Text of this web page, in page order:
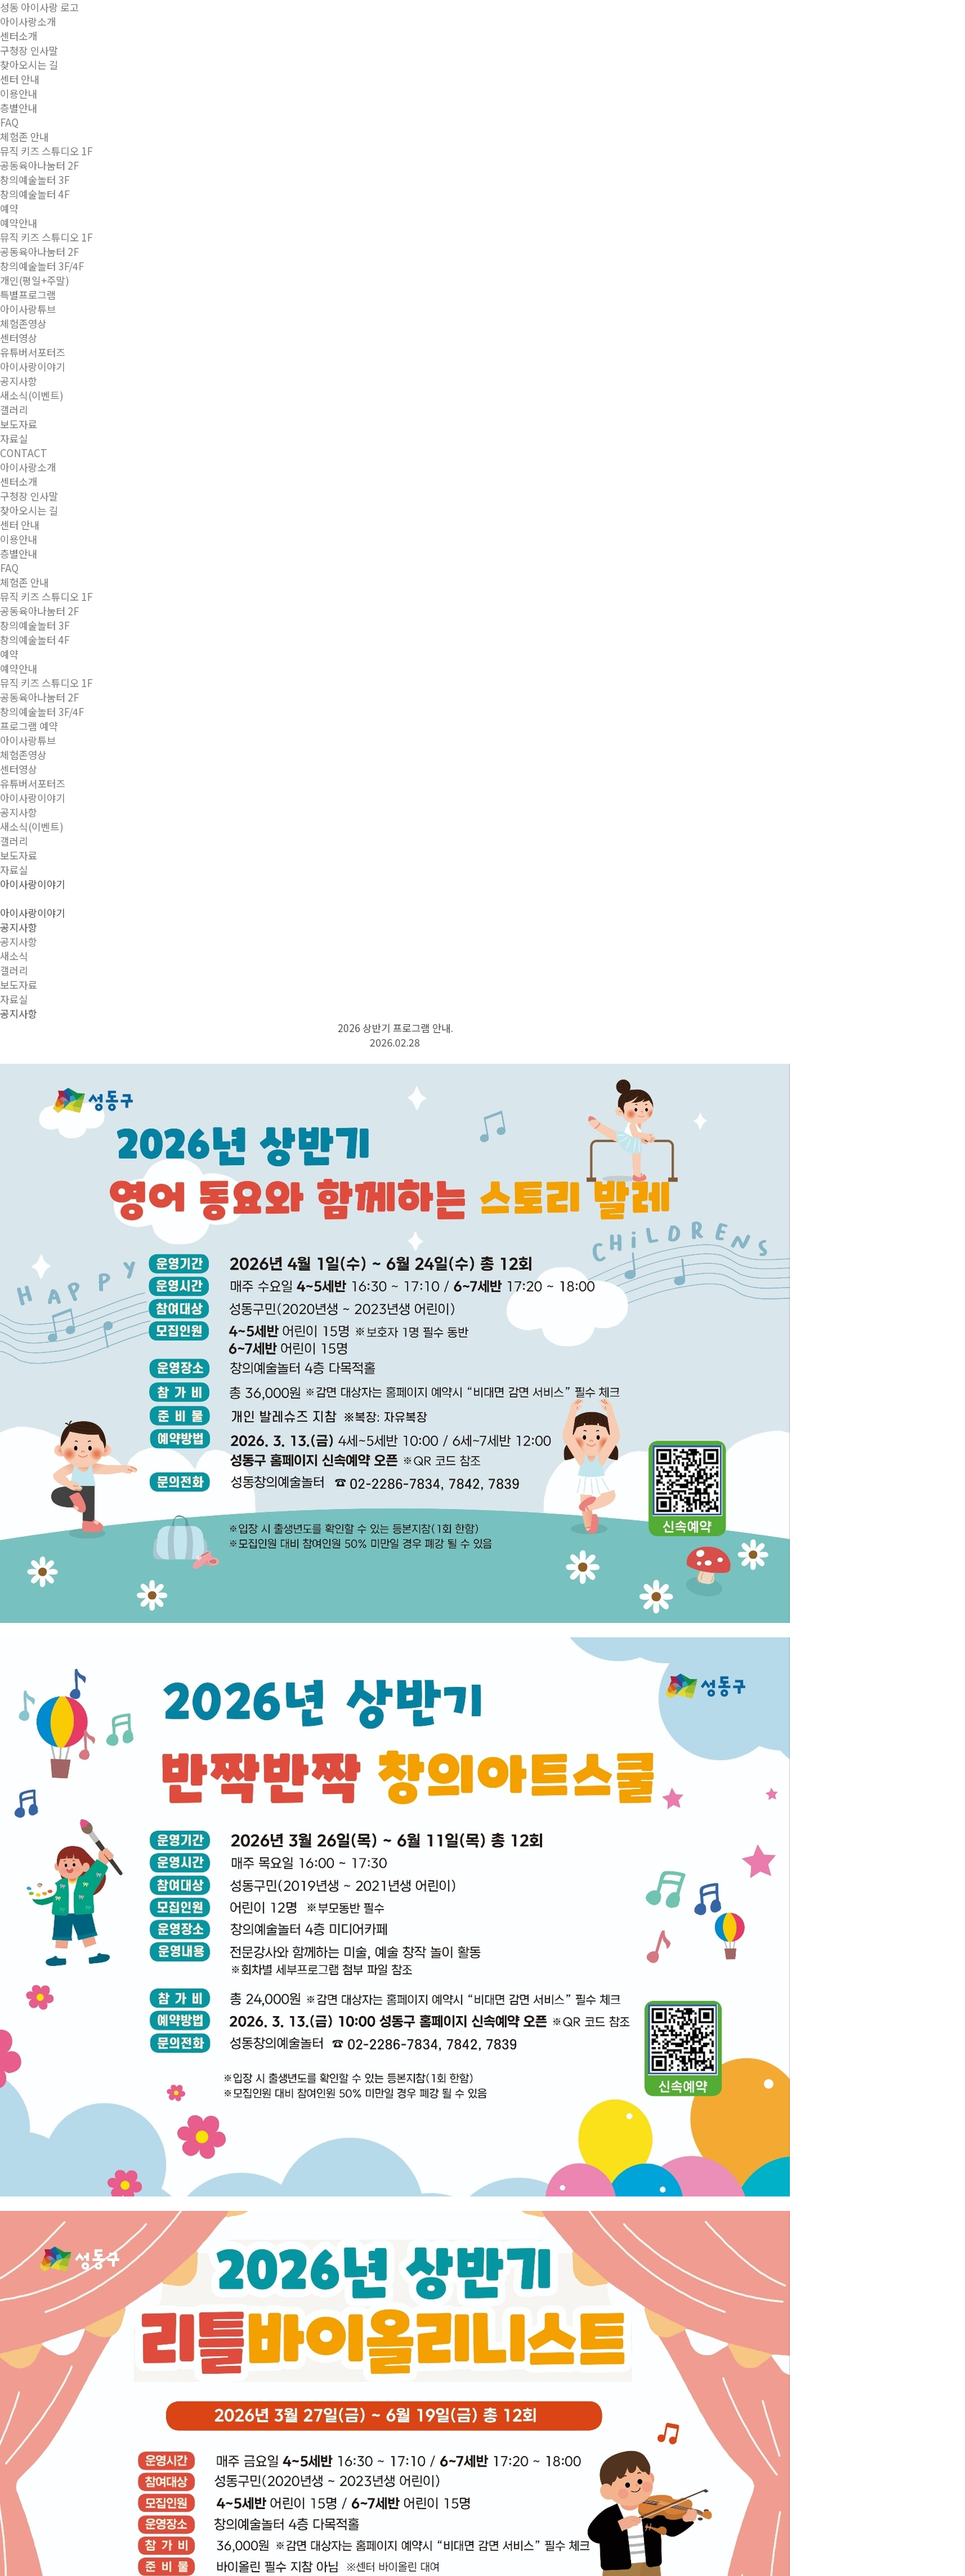
성동 아이사랑 로고
아이사랑소개
센터소개
구청장 인사말
찾아오시는 길
센터 안내
이용안내
층별안내
FAQ
체험존 안내
뮤직 키즈 스튜디오 1F
공동육아나눔터 2F
창의예술놀터 3F
창의예술놀터 4F
예약
예약안내
뮤직 키즈 스튜디오 1F
공동육아나눔터 2F
창의예술놀터 3F/4F
개인(평일+주말)
특별프로그램
아이사랑튜브
체험존영상
센터영상
유튜버서포터즈
아이사랑이야기
공지사항
새소식(이벤트)
갤러리
보도자료
자료실
CONTACT
아이사랑소개
센터소개
구청장 인사말
찾아오시는 길
센터 안내
이용안내
층별안내
FAQ
체험존 안내
뮤직 키즈 스튜디오 1F
공동육아나눔터 2F
창의예술놀터 3F
창의예술놀터 4F
예약
예약안내
뮤직 키즈 스튜디오 1F
공동육아나눔터 2F
창의예술놀터 3F/4F
프로그램 예약
아이사랑튜브
체험존영상
센터영상
유튜버서포터즈
아이사랑이야기
공지사항
새소식(이벤트)
갤러리
보도자료
자료실
아이사랑이야기
아이사랑이야기
공지사항
공지사항
새소식
갤러리
보도자료
자료실
공지사항
2026 상반기 프로그램 안내.
2026.02.28